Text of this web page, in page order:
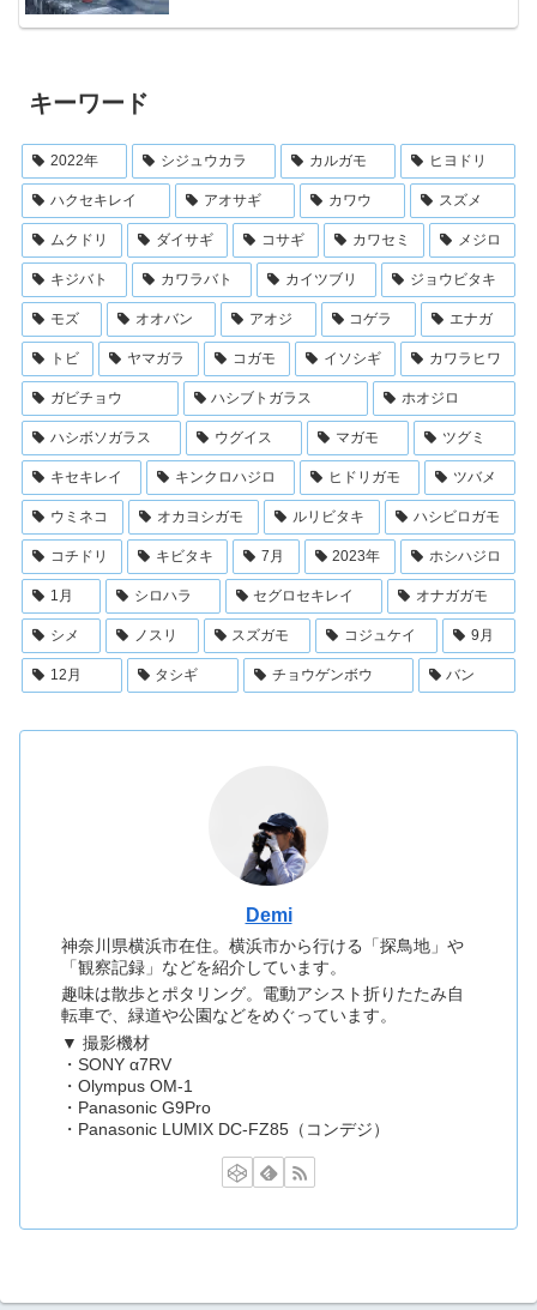
キーワード
2022年 シジュウカラ カルガモ ヒヨドリ
ハクセキレイ アオサギ カワウ スズメ
ムクドリ ダイサギ コサギ カワセミ メジロ
キジバト カワラバト カイツブリ ジョウビタキ
モズ オオバン アオジ コゲラ エナガ
トビ ヤマガラ コガモ イソシギ カワラヒワ
ガビチョウ ハシブトガラス ホオジロ
ハシボソガラス ウグイス マガモ ツグミ
キセキレイ キンクロハジロ ヒドリガモ ツバメ
ウミネコ オカヨシガモ ルリビタキ ハシビロガモ
コチドリ キビタキ 7月 2023年 ホシハジロ
1月 シロハラ セグロセキレイ オナガガモ
シメ ノスリ スズガモ コジュケイ 9月
12月 タシギ チョウゲンボウ バン
Demi
神奈川県横浜市在住。横浜市から行ける「探鳥地」や
「観察記録」などを紹介しています。
趣味は散歩とポタリング。電動アシスト折りたたみ自
転車で、緑道や公園などをめぐっています。
▼ 撮影機材
・SONY α7RV
・Olympus OM-1
・Panasonic G9Pro
・Panasonic LUMIX DC-FZ85（コンデジ）